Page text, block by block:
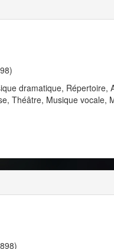
dramatique, Répertoire,
Théâtre, Musique vocale,